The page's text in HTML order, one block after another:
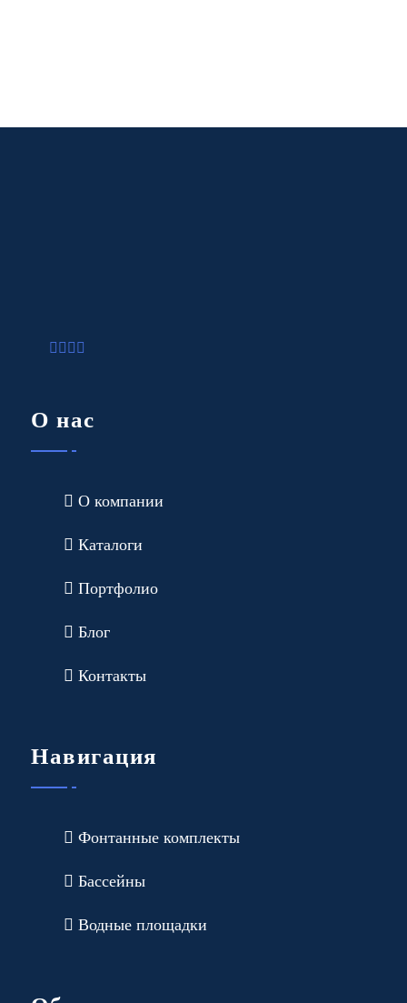
О нас
О компании
Каталоги
Портфолио
Блог
Контакты
Навигация
Фонтанные комплекты
Бассейны
Водные площадки